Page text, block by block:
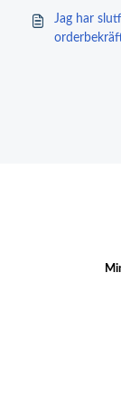
Jag har